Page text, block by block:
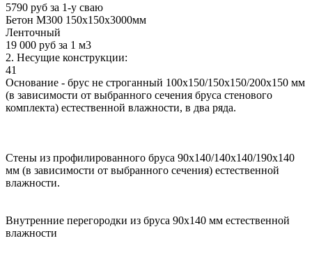
5790 руб за 1-у сваю
Бетон М300 150х150х3000мм
Ленточный
19 000 руб за 1 м3
2. Несущие конструкции:
41
Основание - брус не строганный 100х150/150х150/200х150 мм
(в зависимости от выбранного сечения бруса стенового
комплекта) естественной влажности, в два ряда.
Стены из профилированного бруса 90х140/140х140/190х140
мм (в зависимости от выбранного сечения) естественной
влажности.
Внутренние перегородки из бруса 90х140 мм естественной
влажности